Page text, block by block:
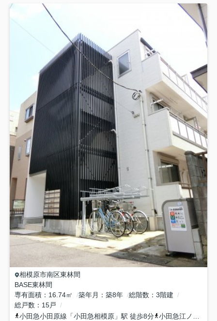
相模原市南区東林間
BASE東林間
専有面積
16.74㎡ 築年月 築8年 総階数
3階建
総戸数
15戸
小田急小田原線 「小田急相模原 」駅 徒歩8分 小田急江ノ島線